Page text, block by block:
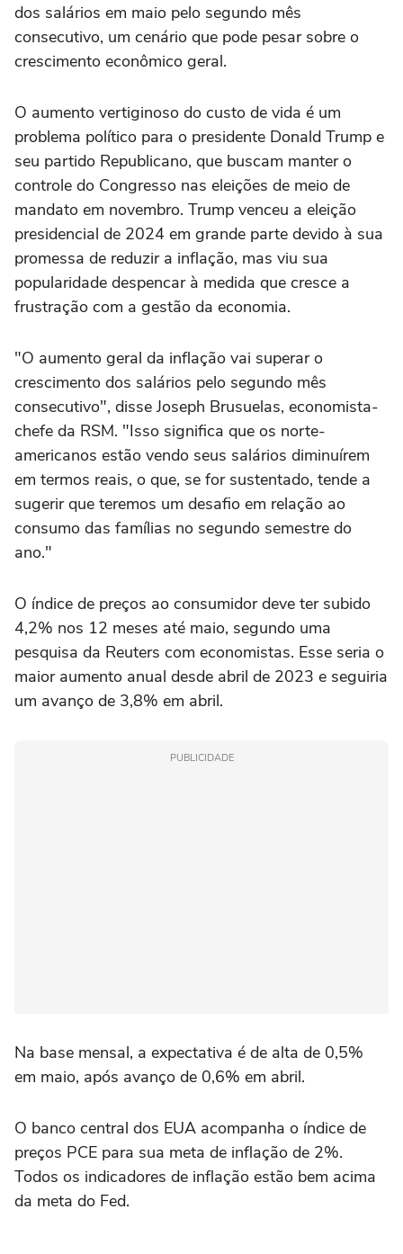
dos salários em maio pelo segundo mês
consecutivo, um cenário que pode pesar sobre o
crescimento econômico geral.
O aumento ‌vertiginoso do custo de vida é um
problema político para ‌o presidente Donald ⁠Trump e
seu ⁠partido Republicano, que buscam manter o
controle do Congresso nas eleições ⁠de meio de
mandato ‌em novembro. Trump venceu ‌a eleição
presidencial de 2024 em grande parte devido à sua
promessa de reduzir a inflação, mas viu sua
popularidade despencar à medida que cresce a
frustração com ⁠a gestão da economia.
"O aumento geral da inflação vai superar o
crescimento dos salários pelo segundo mês
consecutivo", disse Joseph Brusuelas, economista-
chefe da RSM. "Isso significa que os norte-
americanos estão vendo seus salários diminuírem
‌em termos reais, o que, se for sustentado, tende a
sugerir que teremos um desafio em relação ao
consumo ⁠das famílias no segundo semestre do
ano."
O índice de preços ao consumidor deve ter subido
4,2% nos 12 meses até maio, segundo uma
pesquisa da Reuters com economistas. Esse seria o
maior aumento anual desde abril de 2023 e seguiria
um avanço de 3,8% em abril.
PUBLICIDADE
Na base mensal, a expectativa é de alta de 0,5%
em maio, após avanço de 0,6% em abril.
O banco central dos EUA acompanha o índice de
preços PCE para sua meta de inflação de 2%.
Todos os indicadores de inflação estão bem acima
da meta do Fed.